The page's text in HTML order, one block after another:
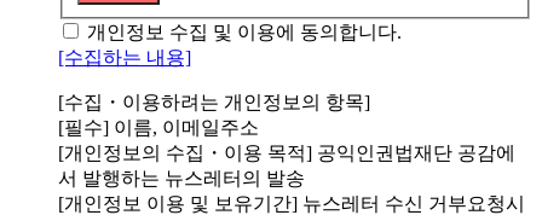
개인정보 수집 및 이용에 동의합니다.
[수집하는 내용]
[수집・이용하려는 개인정보의 항목]
[필수] 이름, 이메일주소
[개인정보의 수집・이용 목적] 공익인권법재단 공감에
서 발행하는 뉴스레터의 발송
[개인정보 이용 및 보유기간] 뉴스레터 수신 거부요청시